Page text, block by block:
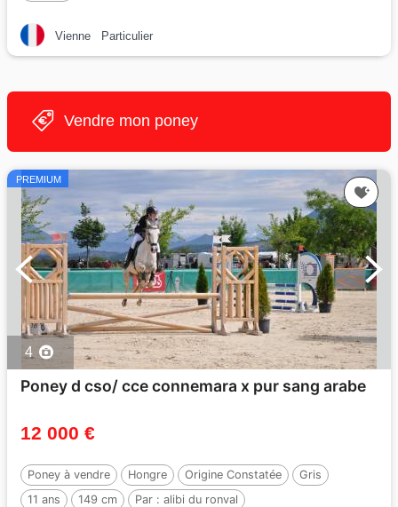
Vienne Particulier
Vendre mon poney
PREMIUM
4
Poney d cso/ cce connemara x pur sang arabe
12 000 €
Poney à vendre Hongre Origine Constatée
Gris
11 ans
149 cm Par : alibi du ronval